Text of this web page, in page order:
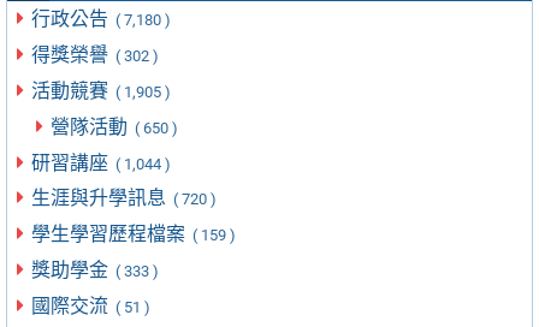
行政公告 ( 7,180 )
得獎榮譽 ( 302 )
活動競賽 ( 1,905 )
營隊活動 ( 650 )
研習講座 ( 1,044 )
生涯與升學訊息 ( 720 )
學生學習歷程檔案 ( 159 )
獎助學金 ( 333 )
國際交流 ( 51 )